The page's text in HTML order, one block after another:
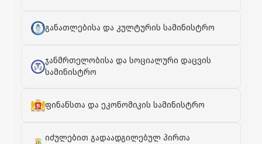
განათლებისა და კულტურის სამინისტრო
ჯანმრთელობისა და სოციალური დაცვის
სამინისტრო
ფინანსთა და ეკონომიკის სამინისტრო
იძულებით გადაადგილებულ პირთა